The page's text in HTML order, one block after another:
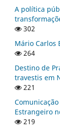
A política
302
Mário Carlos
264
Destino de
travestis em
221
Estrangeiro
219